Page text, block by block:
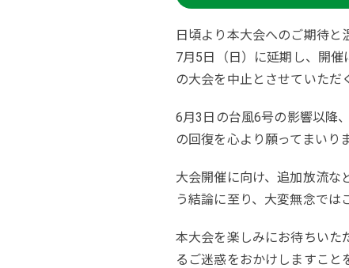
日頃より本大会へのご期待と
7月5日（日）に延期し、開
の大会を中止とさせていただ
6月3日の台風6号の影響以降
の回復を心より願ってまいり
大会開催に向け、追加放流な
う結論に至り、大変無念では
本大会を楽しみにお待ちいた
るご迷惑をおかけしますこと